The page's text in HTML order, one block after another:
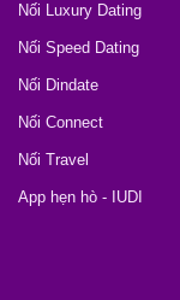
Nối Luxury Dating
Nối Speed Dating
Nối Dindate
Nối Connect
Nối Travel
App hẹn hò - IUDI